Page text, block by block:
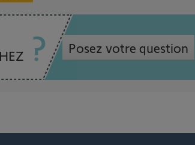
Posez votre question